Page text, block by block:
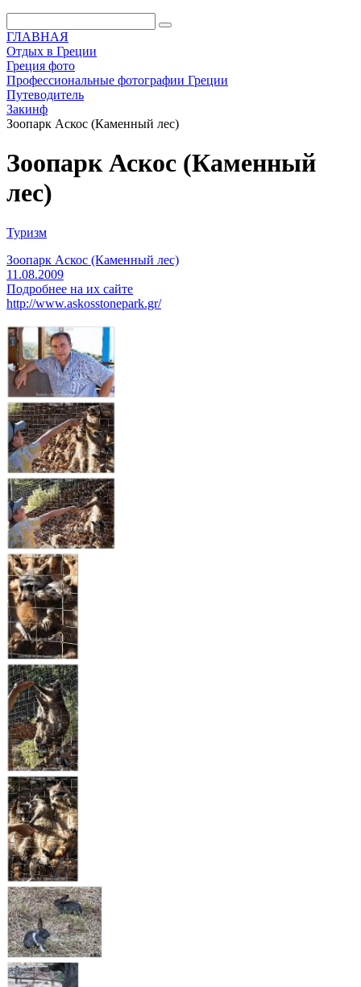
ГЛАВНАЯ
Отдых в Греции
Греция фото
Профессиональные фотографии Греции
Путеводитель
Закинф
Зоопарк Аскос (Каменный лес)
Зоопарк Аскос (Каменный
лес)
Туризм
Зоопарк Аскос (Каменный лес)
11.08.2009
Подробнее на их сайте
http://www.askosstonepark.gr/